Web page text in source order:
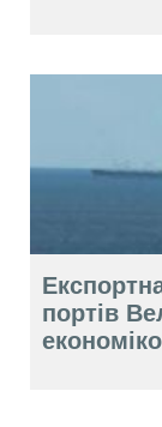
портів